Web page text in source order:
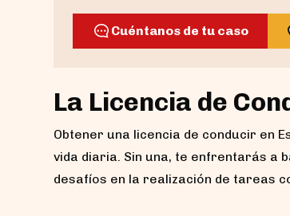
Cuéntanos de tu caso
La Licencia de
Obtener una licencia de conducir en
vida diaria. Sin una, te enfrentarás a
desafíos en la realización de tareas